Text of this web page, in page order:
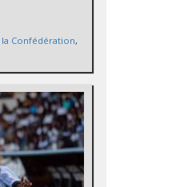
Confédération,